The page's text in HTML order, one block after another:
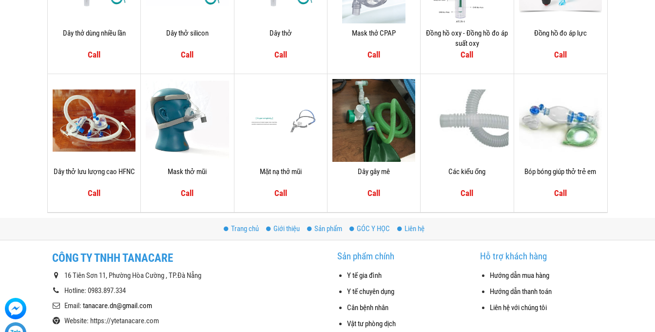
Dây thở dùng nhiều lần
Call
Dây thở silicon
Call
Dây thở
Call
Mask thở CPAP
Call
Đồng hồ oxy - Đồng hồ đo áp
suất oxy
Call
Đồng hồ đo áp lực
Call
Dây thở lưu lượng cao HFNC
Call
Mask thở mũi
Call
Mặt nạ thở mũi
Call
Dây gây mê
Call
Các kiểu ống
Call
Bóp bóng giúp thở trẻ em
Call
Trang chủ Giới thiệu Sản phẩm GÓC Y HỌC Liên hệ
CÔNG TY TNHH TANACARE
16 Tiên Sơn 11, Phường Hòa Cường , TP.Đà Nẵng
Hotline: 0983.897.334
Email: tanacare.dn@gmail.com
Website: https://ytetanacare.com
Sản phẩm chính
Y tế gia đình
Y tế chuyên dụng
Cân bệnh nhân
Vật tư phòng dịch
Hỗ trợ khách hàng
Hướng dẫn mua hàng
Hướng dẫn thanh toán
Liên hệ với chúng tôi